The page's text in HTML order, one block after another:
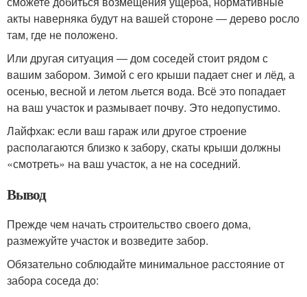
акты наверняка будут на вашей стороне ― дерево росло
там, где не положено.
Или другая ситуация ― дом соседей стоит рядом с
вашим забором. Зимой с его крыши падает снег и лёд, а
осенью, весной и летом льется вода. Всё это попадает
на ваш участок и размывает почву. Это недопустимо.
Лайфхак: если ваш гараж или другое строение
располагаются близко к забору, скаты крыши должны
«смотреть» на ваш участок, а не на соседний.
Вывод
Прежде чем начать строительство своего дома,
размежуйте участок и возведите забор.
Обязательно соблюдайте минимальное расстояние от
забора соседа до: